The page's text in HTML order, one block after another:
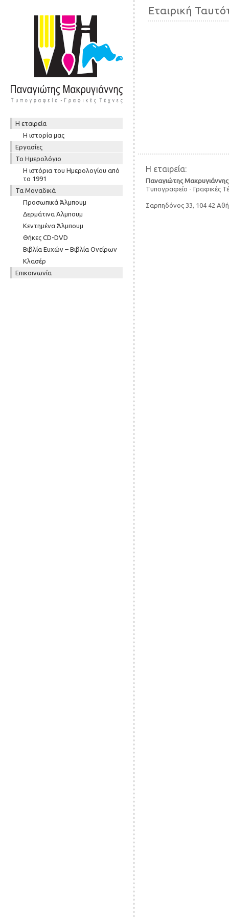
Μενού
Skip to content
Η εταιρεία
Η ιστορία μας
Εργασίες
To Ημερολόγιο
Η ιστόρια του Ημερολογίου από
το 1991
Τα Μοναδικά
Προσωπικά Άλμπουμ
Δερμάτινα Άλμπουμ
Κεντημένα Άλμπουμ
Θήκες CD-DVD
Βιβλία Ευχών – Βιβλία Ονείρων
Κλασέρ
Επικοινωνία
Εταιρική
Η εταιρεία:
Παναγιώτης Μακρυγιάννης
Τυπογραφείο - Γραφικές
Σαρπηδόνος 33, 104 42